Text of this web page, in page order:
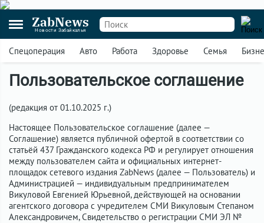
ZabNews
Новости Забайкалья
Спецоперация Авто Работа Здоровье Семья
Пользовательское соглашение
(редакция от 01.10.2025 г.)
Настоящее Пользовательское соглашение (далее —
Соглашение) является публичной офертой в соответствии со
статьёй 437 Гражданского кодекса РФ и регулирует отношения
между пользователем сайта и официальных интернет-
площадок сетевого издания ZabNews (далее — Пользователь) и
Администрацией — индивидуальным предпринимателем
Викуловой Евгенией Юрьевной, действующей на основании
агентского договора с учредителем СМИ Викуловым Степаном
Александровичем, Свидетельство о регистрации СМИ ЭЛ №